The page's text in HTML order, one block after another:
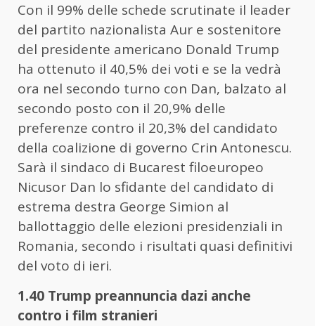
Con il 99% delle schede scrutinate il leader
del partito nazionalista Aur e sostenitore
del presidente americano Donald Trump
ha ottenuto il 40,5% dei voti e se la vedrà
ora nel secondo turno con Dan, balzato al
secondo posto con il 20,9% delle
preferenze contro il 20,3% del candidato
della coalizione di governo Crin Antonescu.
Sarà il sindaco di Bucarest filoeuropeo
Nicusor Dan lo sfidante del candidato di
estrema destra George Simion al
ballottaggio delle elezioni presidenziali in
Romania, secondo i risultati quasi definitivi
del voto di ieri.
1.40 Trump preannuncia dazi anche
contro i film stranieri